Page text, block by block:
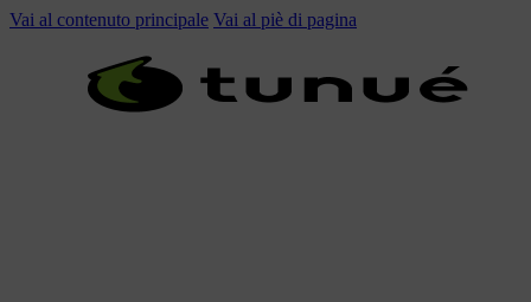
Vai al contenuto principale Vai al piè di pagina